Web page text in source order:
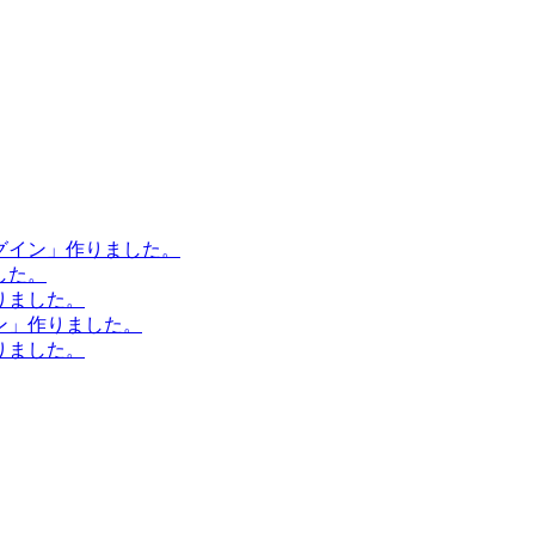
ン」作りました。
。
した。
作りました。
した。